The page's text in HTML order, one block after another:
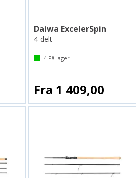
Daiwa ExcelerSpin
4-delt
4På lager
Fra 1 409,00